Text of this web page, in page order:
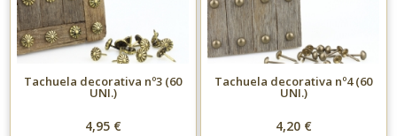
Tachuela decorativa nº3 (60
UNI.)
4,95 €
Tachuela decorativa nº4 (60
UNI.)
4,20 €